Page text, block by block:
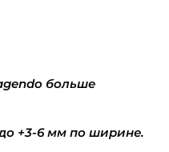
больше
+3-6 мм по ширине.